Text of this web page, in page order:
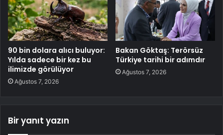
90 bin dolara alıcı buluyor:
Yılda sadece bir kez bu
ilimizde görülüyor
Ağustos 7, 2026
Bakan Göktaş: Terörsüz
Türkiye tarihi bir adımdır
Ağustos 7, 2026
Bir yanıt yazın